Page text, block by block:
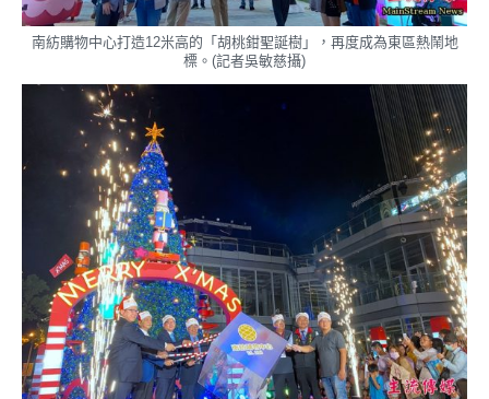
南紡購物中心打造12米高的「胡桃鉗聖誕樹」，再度成為東區熱鬧地
標。(記者吳敏慈攝)